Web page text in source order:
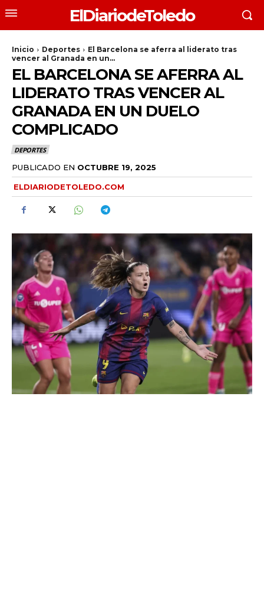
ElDiariodeToledo
Inicio Deportes
El Barcelona se aferra al liderato tras
vencer al Granada en un...
EL BARCELONA SE AFERRA AL
LIDERATO TRAS VENCER AL
GRANADA EN UN DUELO
COMPLICADO
DEPORTES
PUBLICADO EN OCTUBRE 19, 2025
ELDIARIODETOLEDO.COM